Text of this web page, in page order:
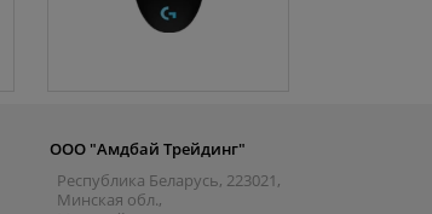
ООО "Амдбай Трейдинг"
Республика Беларусь, 223021,
Минская обл.,